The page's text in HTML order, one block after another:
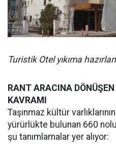
Turistik Otel yıkıma
RANT ARACINA
KAVRAMI
Taşınmaz kültür
yürürlükte bulunan 660
şu tanımlamalar yer alıyor: